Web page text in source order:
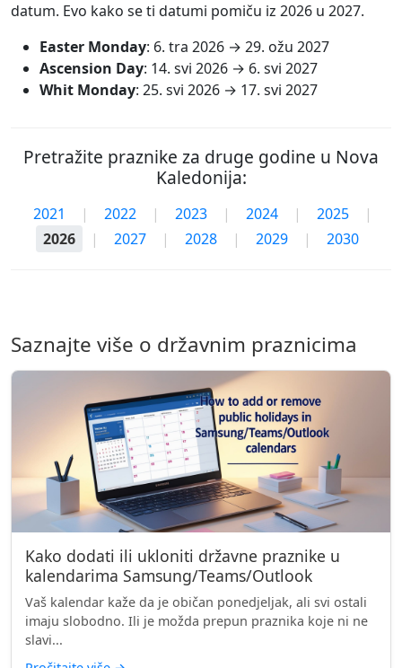
datum. Evo kako se ti datumi pomiču iz 2026 u 2027.
Easter Monday: 6. tra 2026 → 29. ožu 2027
Ascension Day: 14. svi 2026 → 6. svi 2027
Whit Monday: 25. svi 2026 → 17. svi 2027
Pretražite praznike za druge godine u Nova
Kaledonija:
2021 | 2022 | 2023 | 2024 | 2025
|
2026
| 2027 | 2028 | 2029 | 2030
Saznajte više o državnim praznicima
Kako dodati ili ukloniti državne praznike u
kalendarima Samsung/Teams/Outlook
Vaš kalendar kaže da je običan ponedjeljak, ali svi ostali
imaju slobodno. Ili je možda prepun praznika koje ni ne
slavi...